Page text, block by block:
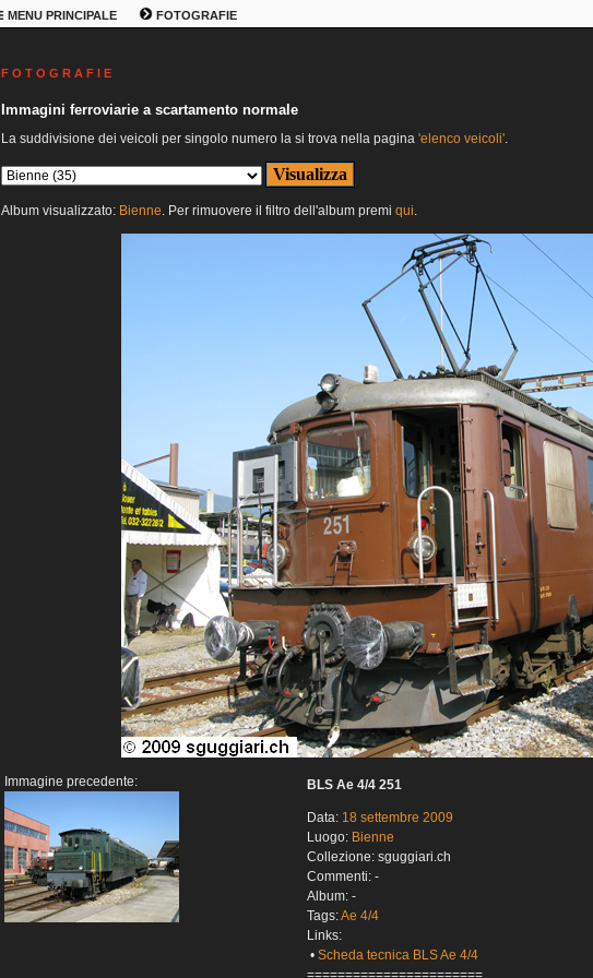
MENU PRINCIPALE FOTOGRAFIE
F O T O G R A F I E
Immagini ferroviarie a scartamento normale
La suddivisione dei veicoli per singolo numero la si trova nella pagina 'elenco veicoli'.
Album visualizzato: Bienne. Per rimuovere il filtro dell'album premi qui.
Immagine precedente: BLS Ae 4/4 251
Data: 18 settembre 2009
Luogo: Bienne
Collezione: sguggiari.ch
Commenti: -
Album: -
Tags:Ae 4/4
Links:
• Scheda tecnica BLS Ae 4/4